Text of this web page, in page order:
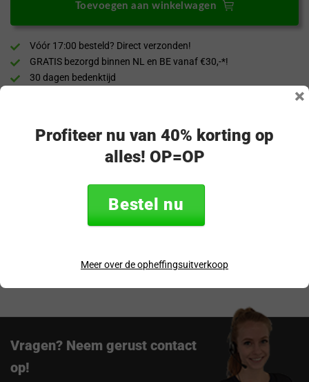
Toevoegen aan winkelwagen
Vóór 17:00 besteld? Direct verzonden!
GRATIS bezorgd binnen NL en BE vanaf €30,-*!
30 dagen bedenktijd
Productomschrijving
Vragen? Neem gerust contact
op!
Profiteer nu van 40% korting op
alles! OP=OP
Bestel nu
Meer over de opheffingsuitverkoop
×